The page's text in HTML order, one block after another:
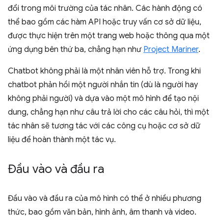
đổi trong môi trường của tác nhân. Các hành động có
thể bao gồm các hàm API hoặc truy vấn cơ sở dữ liệu,
được thực hiện trên một trang web hoặc thông qua một
ứng dụng bên thứ ba, chẳng hạn như Project Mariner.
Chatbot không phải là một nhân viên hỗ trợ. Trong khi
chatbot phản hồi một người nhắn tin (dù là người hay
không phải người) và dựa vào một mô hình để tạo nội
dung, chẳng hạn như câu trả lời cho các câu hỏi, thì một
tác nhân sẽ tương tác với các công cụ hoặc cơ sở dữ
liệu để hoàn thành một tác vụ.
Đầu vào và đầu ra
Đầu vào và đầu ra của mô hình có thể ở nhiều phương
thức, bao gồm văn bản, hình ảnh, âm thanh và video.